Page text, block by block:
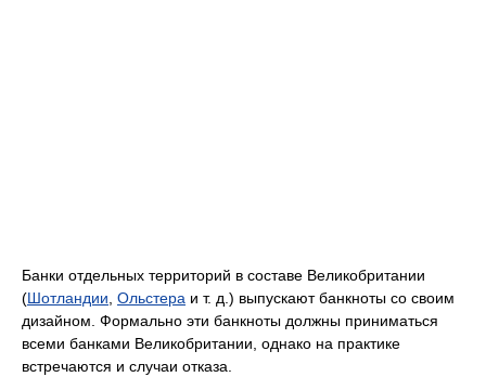
Банки отдельных территорий в составе Великобритании
(Шотландии Ольстера и т. д.) выпускают банкноты со своим
дизайном. Формально эти банкноты должны приниматься
всеми банками Великобритании, однако на практике
встречаются и случаи отказа.